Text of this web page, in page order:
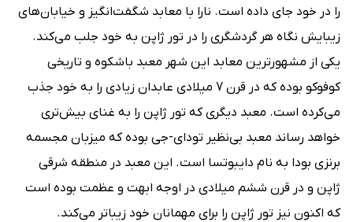
را در خود جای داده است. نارا با معابد شگفت‌انگیز و خیابان‌های
زیبایش نگاه هر گردشگری را در تور ژاپن به خود جلب می‌کند.
یکی از مشهورترین معابد این شهر معبد باشکوه و تاریخی
کوفوکو بوده که در قرن 7 میلادی عابدان زیادی را به خود جذب
می‌کرده است. معبد دیگری که تور ژاپن را به غنای بیش‌تری
خواهد رساند معبد بی‌نظیر تودای-جی بوده که میزبان مجسمه
برنزی بودا به نام دایبوتسا است. این معبد در منطقه شرقی
ژاپن و در قرن ششم میلادی در اوجه ابهت و عظمت بوده است
که اکنون نیز تور ژاپن را برای مهمانان خود زیباتر می‌کند.